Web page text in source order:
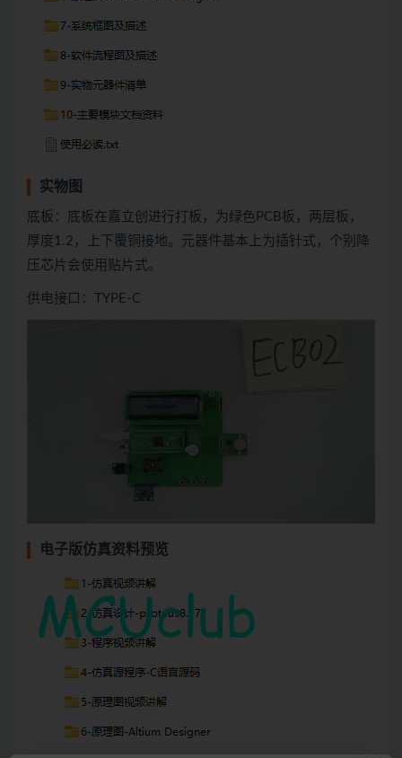
实物图
底板：底板在嘉立创进行打板，为绿色PCB板，两层板，
厚度1.2，上下覆铜接地。元器件基本上为插针式，个别降
压芯片会使用贴片式。
供电接口：TYPE-C
电子版仿真资料预览